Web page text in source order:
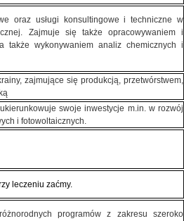
oraz usługi konsultingowe i techniczne w
Zajmuje się także opracowywaniem i
także wykonywaniem analiz chemicznych i
zajmujące się produkcją, przetwórstwem,
swoje inwestycje m.in. w rozwój
i fotowoltaicznych.
leczeniu zaćmy.
programów z zakresu szeroko